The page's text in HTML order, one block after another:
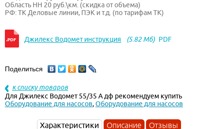
Область НН 20 руб.\км. (скидка от объема)
РФ: ТК Деловые линии, ПЭК и т.д. (по тарифам ТК)
Джилекс Водомет инструкция (5.82 Мб) PDF
Поделиться
к списку товаров
Для Джилекс Водомет 55/35 А дф рекомендуем купить
Оборудование для насосов,Оборудование для насосов
Характеристики Описание
Отзывы